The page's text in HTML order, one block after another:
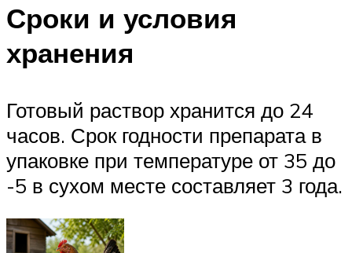
Сроки и условия
хранения
Готовый раствор хранится до 24
часов. Срок годности препарата в
упаковке при температуре от 35 до
-5 в сухом месте составляет 3 года.